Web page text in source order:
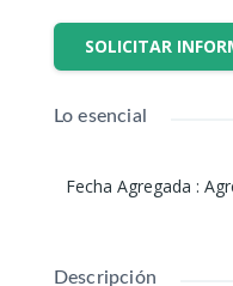
SOLICITAR
Lo esencial
Fecha Agregada :
Descripción